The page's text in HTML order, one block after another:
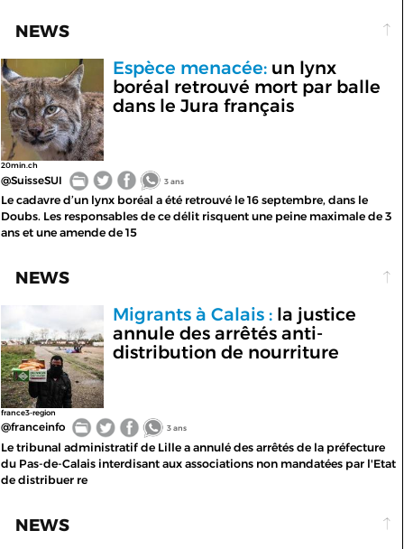
NEWS
20min.ch
Espèce menacée:un lynx
boréal retrouvé mort par balle
dans le Jura français
@SuisseSUI 3 ans
Le cadavre d’un lynx boréal a été retrouvé le 16 septembre, dans le
Doubs. Les responsables de ce délit risquent une peine maximale de 3
ans et une amende de 15
NEWS
france3-region
Migrants à Calais :la justice
annule des arrêtés anti-
distribution de nourriture
@franceinfo 3 ans
Le tribunal administratif de Lille a annulé des arrêtés de la préfecture
du Pas-de-Calais interdisant aux associations non mandatées par l'Etat
de distribuer re
NEWS